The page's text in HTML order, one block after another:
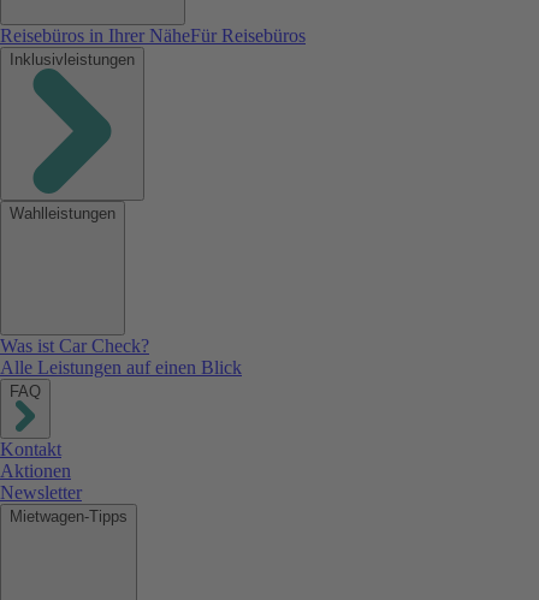
Reisebüros in Ihrer NäheFür Reisebüros
Inklusivleistungen
Wahlleistungen
Was ist Car Check?
Alle Leistungen auf einen Blick
FAQ
Kontakt
Aktionen
Newsletter
Mietwagen-Tipps